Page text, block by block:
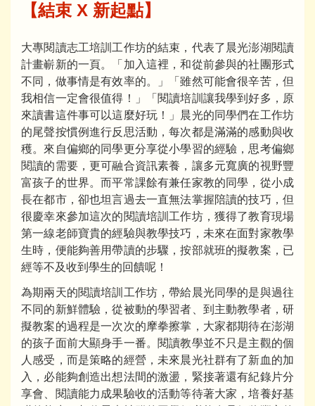
【結束 X 新起點】
大專閱讀志工培訓工作坊的結束，代表了晨光澎湖閱讀
計畫嶄新的一頁。「加入這裡，和從前參與的社團形式
不同，做事情是有效率的。」「雖然可能會很辛苦，但
我相信一定會很值得！」「閱讀培訓讓我學到好多，原
來讀書這件事可以這麼好玩！」晨光的同學們在工作坊
的尾聲按慣例進行反思活動，每次都是滿滿的感動與收
穫。來自偏鄉的同學更分享從小學習的經驗，思考偏鄉
閱讀的需要，更可融合資訊素養，讓多元寬廣的視野豐
富孩子的世界。而平常課餘有兼任家教的同學，從小成
長在都市，卻也坦言過去一直無法掌握陪讀的技巧，但
很慶幸來參加這次的閱讀培訓工作坊，獲得了教育現場
第一線老師寶貴的經驗與教學技巧，未來在面對家教學
生時，便能夠善用帶讀的步驟，按部就班的擬教案，已
經等不及收到學生的回饋呢！
為期兩天的閱讀培訓工作坊，帶給晨光同學的是與過往
不同的新鮮體驗，從被動的學習者、到主動教學者，研
擬教案的過程是一次次的摩拳擦掌，大家都期待在澎湖
的孩子面前大顯身手一番。閱讀教學並不只是主觀的個
人感受，而是策略的經營，未來晨光社群有了新血的加
入，必能夠創造出想法間的激盪，緊接著還有紀錄片分
享會、閱讀能力成果驗收的活動等待著大家，培養好基